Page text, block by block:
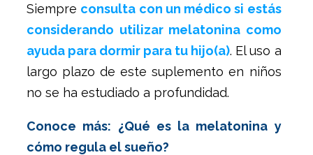
Siempre consulta con un médico si estás
considerando utilizar melatonina como
ayuda para dormir para tu hijo(a). El uso a
largo plazo de este suplemento en niños
no se ha estudiado a profundidad.
Conoce más: ¿Qué es la melatonina y
cómo regula el sueño?